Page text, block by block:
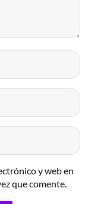
y web en
que comente.